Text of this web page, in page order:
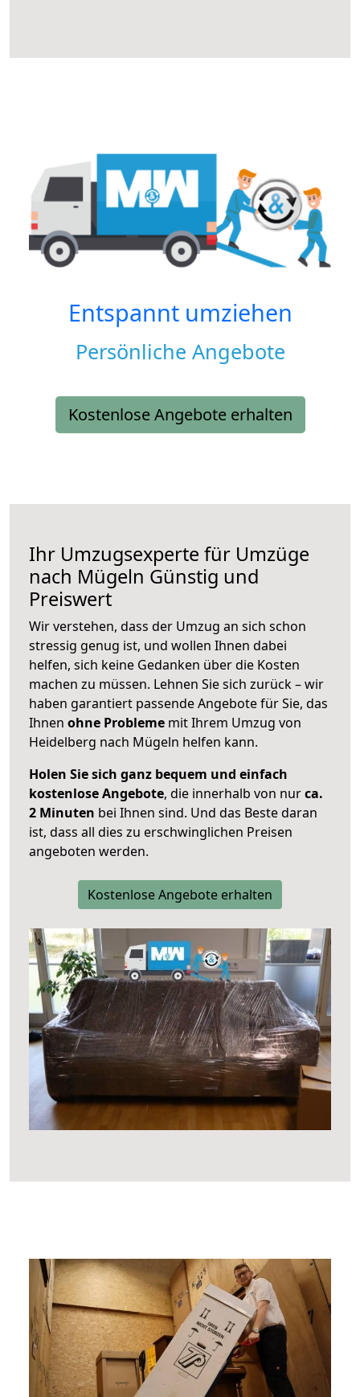
Entspannt umziehen
Persönliche Angebote
Kostenlose Angebote erhalten
Ihr Umzugsexperte für Umzüge
nach Mügeln Günstig und
Preiswert
Wir verstehen, dass der Umzug an sich schon
stressig genug ist, und wollen Ihnen dabei
helfen, sich keine Gedanken über die Kosten
machen zu müssen. Lehnen Sie sich zurück – wir
haben garantiert passende Angebote für Sie, das
Ihnen ohne Probleme mit Ihrem Umzug von
Heidelberg nach Mügeln helfen kann.
Holen Sie sich ganz bequem und einfach
kostenlose Angebote, die innerhalb von nurca.
2 Minuten bei Ihnen sind. Und das Beste daran
ist, dass all dies zu erschwinglichen Preisen
angeboten werden.
Kostenlose Angebote erhalten